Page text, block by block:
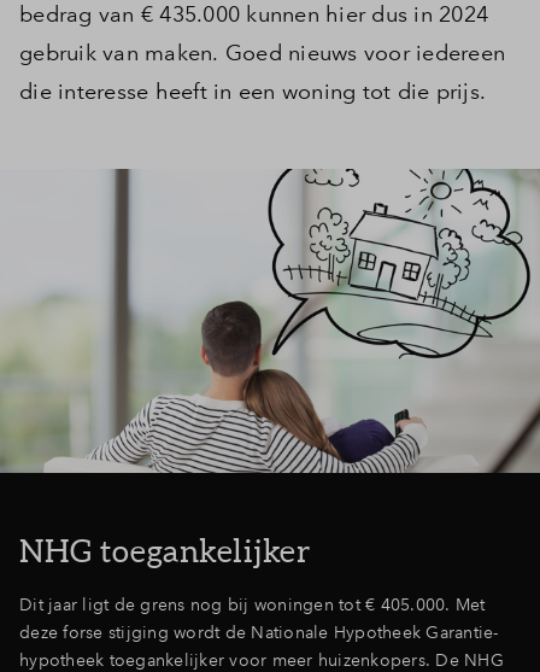
bedrag van € 435.000 kunnen hier dus in 2024
gebruik van maken. Goed nieuws voor iedereen
die interesse heeft in een woning tot die prijs.
NHG toegankelijker
Dit jaar ligt de grens nog bij woningen tot € 405.000. Met
deze forse stijging wordt de Nationale Hypotheek Garantie-
hypotheek toegankelijker voor meer huizenkopers. De NHG